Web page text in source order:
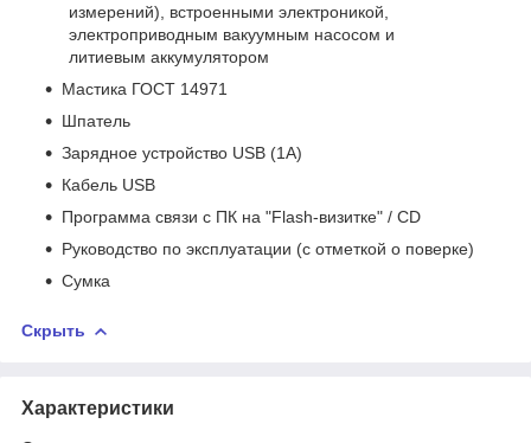
измерений), встроенными электроникой,
электроприводным вакуумным насосом и
литиевым аккумулятором
Мастика ГОСТ 14971
Шпатель
Зарядное устройство USB (1А)
Кабель USB
Программа связи с ПК на "Flash-визитке" / CD
Руководство по эксплуатации (с отметкой о поверке)
Сумка
Скрыть
Характеристики